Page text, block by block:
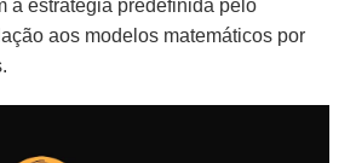
aos modelos matemáticos por